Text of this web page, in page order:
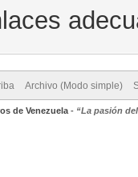
Archivo (Modo simple)
de Venezuela - “La pasión